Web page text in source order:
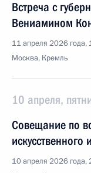
Встреча с
Вениамином
11 апреля 2026 года,
Москва, Кремль
10 апреля,
Совещание по
искусственного
10 апреля 2026 года,